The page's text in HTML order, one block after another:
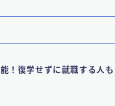
！復学せずに就職する人も